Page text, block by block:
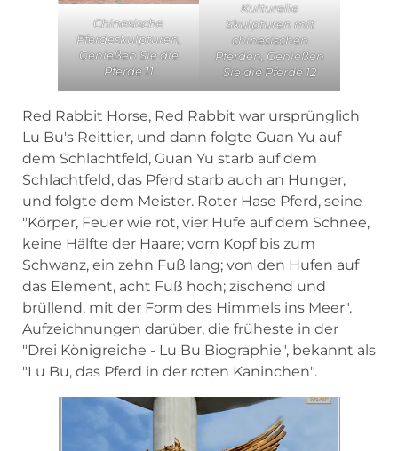
Chinesische
Pferdeskulpturen,
Genießen Sie die
Pferde 11
Kulturelle
Skulpturen mit
chinesischen
Pferden, Genießen
Sie die Pferde 12
Red Rabbit Horse, Red Rabbit war ursprünglich
Lu Bu's Reittier, und dann folgte Guan Yu auf
dem Schlachtfeld, Guan Yu starb auf dem
Schlachtfeld, das Pferd starb auch an Hunger,
und folgte dem Meister. Roter Hase Pferd, seine
"Körper, Feuer wie rot, vier Hufe auf dem Schnee,
keine Hälfte der Haare; vom Kopf bis zum
Schwanz, ein zehn Fuß lang; von den Hufen auf
das Element, acht Fuß hoch; zischend und
brüllend, mit der Form des Himmels ins Meer".
Aufzeichnungen darüber, die früheste in der
"Drei Königreiche - Lu Bu Biographie", bekannt als
"Lu Bu, das Pferd in der roten Kaninchen".